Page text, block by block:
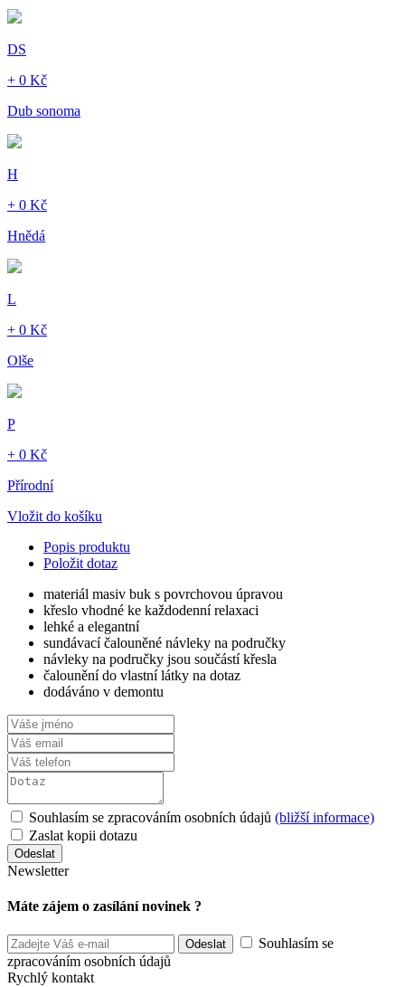
DS
+ 0 Kč
Dub sonoma
H
+ 0 Kč
Hnědá
L
+ 0 Kč
Olše
P
+ 0 Kč
Přírodní
Vložit do košíku
Popis produktu
Položit dotaz
materiál masiv buk s povrchovou úpravou
křeslo vhodné ke každodenní relaxaci
lehké a elegantní
sundávací čalouněné návleky na područky
návleky na područky jsou součástí křesla
čalounění do vlastní látky na dotaz
dodáváno v demontu
Souhlasím se zpracováním osobních údajů (bližší informace)
Zaslat kopii dotazu
Newsletter
Máte zájem o zasílání novinek ?
Souhlasím se
zpracováním osobních údajů
Rychlý kontakt